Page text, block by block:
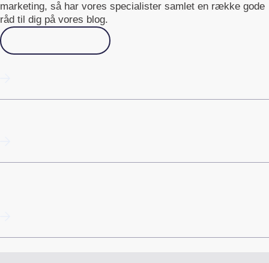
marketing, så har vores specialister samlet en række gode
råd til dig på vores blog.